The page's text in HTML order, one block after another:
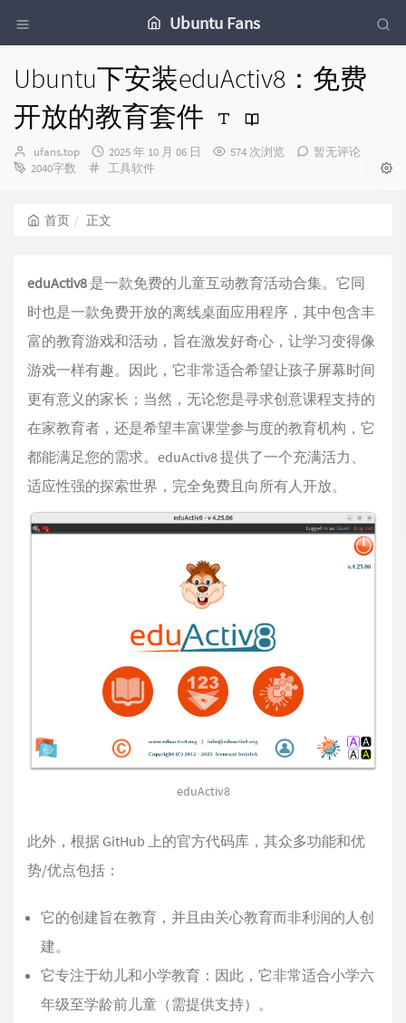
Ubuntu Fans
Ubuntu下安装eduActiv8：免费
开放的教育套件
博
主：
ufans.top
发
布
2025 年 10 月 06 日 574 次浏览
暂无评论
2040字数
分
工具软件
首页 正文
eduActiv8 是一款免费的儿童互动教育活动合集。它同
时也是一款免费开放的离线桌面应用程序，其中包含丰
富的教育游戏和活动，旨在激发好奇心，让学习变得像
游戏一样有趣。因此，它非常适合希望让孩子屏幕时间
更有意义的家长；当然，无论您是寻求创意课程支持的
在家教育者，还是希望丰富课堂参与度的教育机构，它
都能满足您的需求。eduActiv8 提供了一个充满活力、
适应性强的探索世界，完全免费且向所有人开放。
eduActiv8
此外，根据 GitHub 上的官方代码库，其众多功能和优
势/优点包括：
它的创建旨在教育，并且由关心教育而非利润的人创
建。
它专注于幼儿和小学教育：因此，它非常适合小学六
年级至学龄前儿童（需提供支持）。